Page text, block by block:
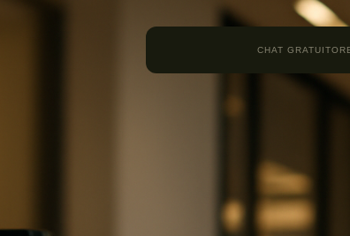
CHAT GRATUITO